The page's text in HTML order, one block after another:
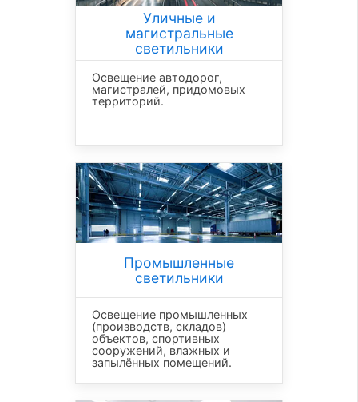
Уличные и
магистральные
светильники
Освещение автодорог,
магистралей, придомовых
территорий.
Промышленные
светильники
Освещение промышленных
(производств, складов)
объектов, спортивных
сооружений, влажных и
запылённых помещений.